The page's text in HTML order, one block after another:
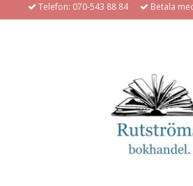
Telefon: 070-543 88 84 Betala